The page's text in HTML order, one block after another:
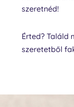
szeretnéd!
Érted? Találd
szeretetből